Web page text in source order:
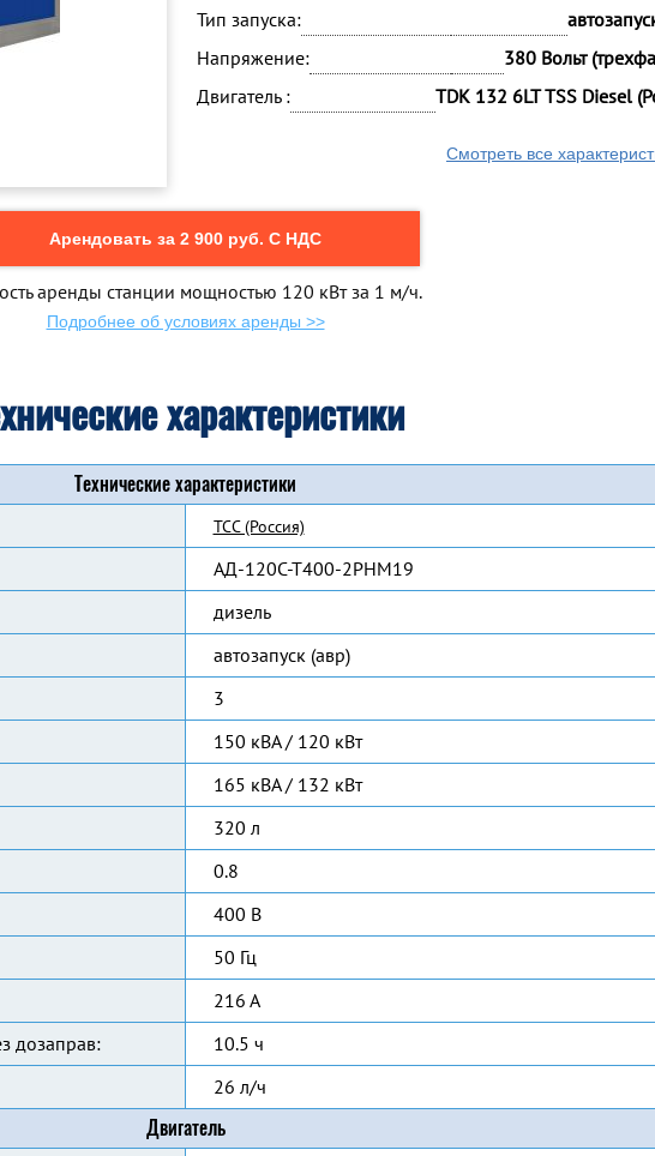
Тип запуска:
Напряжение:
380 Вольт
Двигатель :
TDK 132 6LT TSS Diesel
Смотреть все
Арендовать за 2 900 руб. С НДС
аренды станции мощностью 120 кВт за 1 м/ч.
Подробнее об условиях аренды >>
характеристики
Технические характеристики
ТСС (Россия)
АД-120С-Т400-2РНМ19
дизель
автозапуск (авр)
3
150 кВА / 120 кВт
165 кВА / 132 кВт
320 л
0.8
400 В
50 Гц
216 А
дозаправ:
10.5 ч
26 л/ч
Двигатель